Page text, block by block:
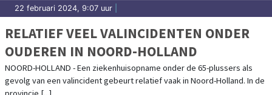
22 februari 2024, 9:07 uur
RELATIEF VEEL VALINCIDENTEN ONDER
OUDEREN IN NOORD-HOLLAND
NOORD-HOLLAND - Een ziekenhuisopname onder de 65-plussers als
gevolg van een valincident gebeurt relatief vaak in Noord-Holland. In de